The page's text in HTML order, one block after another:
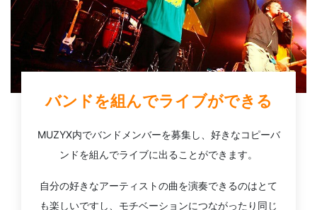
バンドを組んでライブができる
MUZYX内でバンドメンバーを募集し、好きなコピーバ
ンドを組んでライブに出ることができます。
自分の好きなアーティストの曲を演奏できるのはとて
も楽しいですし、モチベーションにつながったり同じ